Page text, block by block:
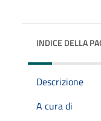
INDICE DELLA
Descrizione
A cura di